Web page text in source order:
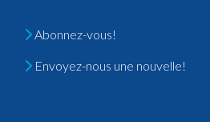
Abonnez-vous!
Envoyez-nous une nouvelle!